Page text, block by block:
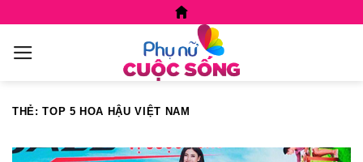
content
THẺ:TOP 5 HOA HẬU VIỆT NAM